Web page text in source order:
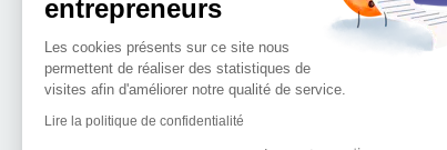
L'implantation
géographique de 100.000
entrepreneurs
L'équipe de 100 000
entrepreneurs
Les cookies présents sur ce site nous
permettent de réaliser des statistiques de
visites afin d'améliorer notre qualité de service.
Lire la politique de confidentialité